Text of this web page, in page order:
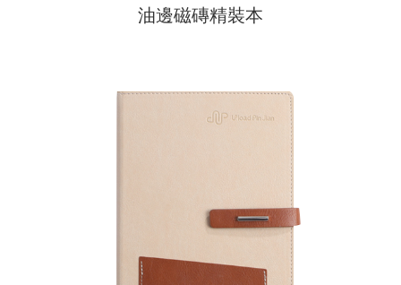
油邊磁磚精裝本